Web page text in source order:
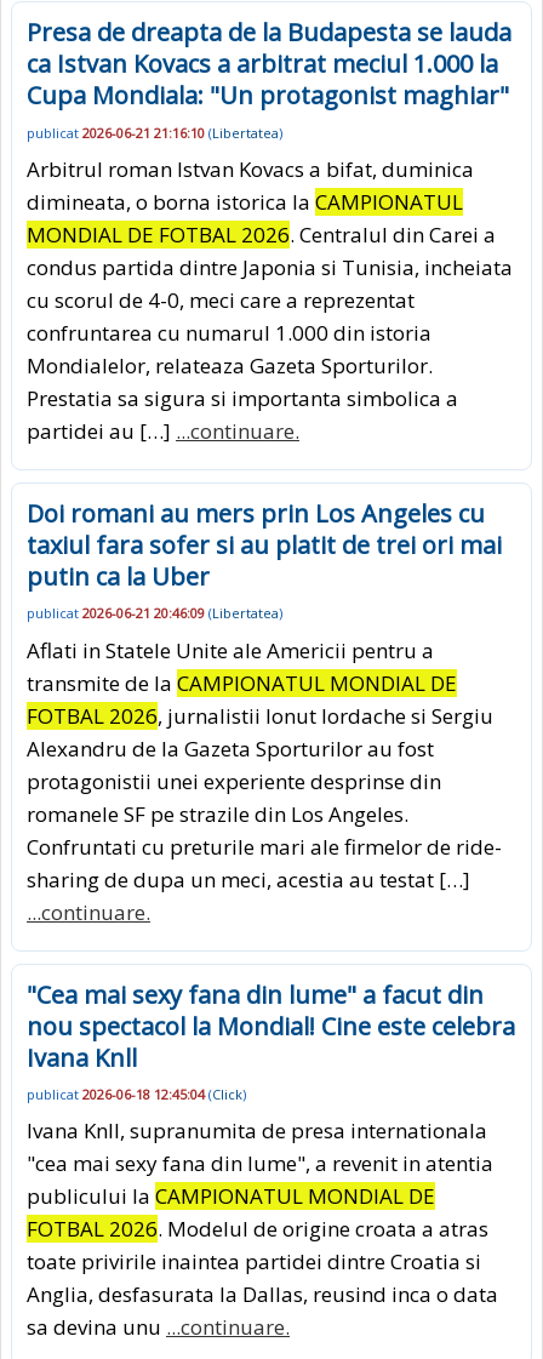
Presa de dreapta de la Budapesta se lauda
ca Istvan Kovacs a arbitrat meciul 1.000 la
Cupa Mondiala: "Un protagonist maghiar"
publicat 2026-06-21 21:16:10 (Libertatea)
Arbitrul roman Istvan Kovacs a bifat, duminica
dimineata, o borna istorica la CAMPIONATUL
MONDIAL DE FOTBAL 2026. Centralul din Carei a
condus partida dintre Japonia si Tunisia, incheiata
cu scorul de 4-0, meci care a reprezentat
confruntarea cu numarul 1.000 din istoria
Mondialelor, relateaza Gazeta Sporturilor.
Prestatia sa sigura si importanta simbolica a
partidei au […] ...continuare.
Doi romani au mers prin Los Angeles cu
taxiul fara sofer si au platit de trei ori mai
putin ca la Uber
publicat 2026-06-21 20:46:09 (Libertatea)
Aflati in Statele Unite ale Americii pentru a
transmite de la CAMPIONATUL MONDIAL DE
FOTBAL 2026, jurnalistii Ionut Iordache si Sergiu
Alexandru de la Gazeta Sporturilor au fost
protagonistii unei experiente desprinse din
romanele SF pe strazile din Los Angeles.
Confruntati cu preturile mari ale firmelor de ride-
sharing de dupa un meci, acestia au testat […]
...continuare.
"Cea mai sexy fana din lume" a facut din
nou spectacol la Mondial! Cine este celebra
Ivana Knll
publicat 2026-06-18 12:45:04(Click)
Ivana Knll, supranumita de presa internationala
"cea mai sexy fana din lume", a revenit in atentia
publicului la CAMPIONATUL MONDIAL DE
FOTBAL 2026. Modelul de origine croata a atras
toate privirile inaintea partidei dintre Croatia si
Anglia, desfasurata la Dallas, reusind inca o data
sa devina unu ...continuare.